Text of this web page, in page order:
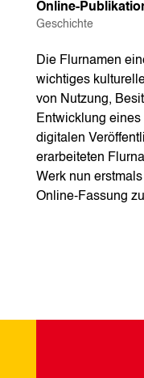
Online-
Geschichte
Die Flurnamen
wichtiges
von Nutzung,
Entwicklung
digitalen
erarbeiteten
Werk nun
Online-Fassung